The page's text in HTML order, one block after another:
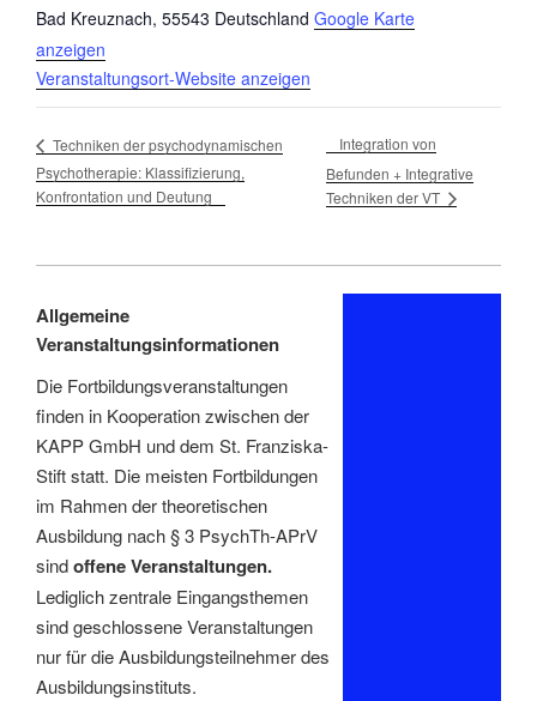
Bad Kreuznach, 55543 Deutschland Google Karte
anzeigen
Veranstaltungsort-Website anzeigen
Techniken der psychodynamischen
Psychotherapie: Klassifizierung,
Konfrontation und Deutung
Integration von
Befunden + Integrative
Techniken der VT
Allgemeine
Veranstaltungsinformationen
Die Fortbildungsveranstaltungen
finden in Kooperation zwischen der
KAPP GmbH und dem St. Franziska-
Stift statt. Die meisten Fortbildungen
im Rahmen der theoretischen
Ausbildung nach § 3 PsychTh-APrV
sindoffene Veranstaltungen.
Lediglich zentrale Eingangsthemen
sind geschlossene Veranstaltungen
nur für die Ausbildungsteilnehmer des
Ausbildungsinstituts.